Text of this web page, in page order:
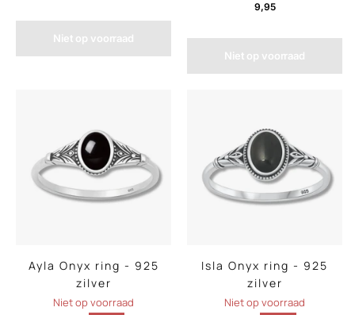
Niet op voorraad
9,95
Niet op voorraad
Ayla Onyx ring - 925
zilver
Niet op voorraad
Isla Onyx ring - 925
zilver
Niet op voorraad